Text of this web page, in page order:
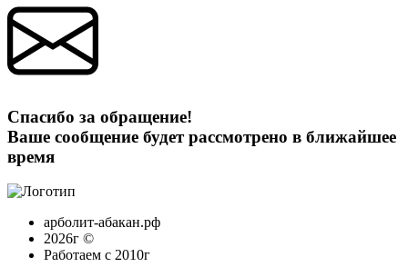
Спасибо за обращение!
Ваше сообщение будет рассмотрено в ближайшее
время
арболит-абакан.рф
2026г ©
Работаем с 2010г